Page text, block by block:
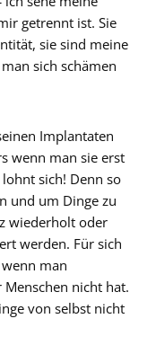
getrennt ist. Sie
sie sind meine
sich schämen
Implantaten
wenn man sie erst
sich! Denn so
und um Dinge zu
wiederholt oder
werden. Für sich
man
nicht hat.
von selbst nicht